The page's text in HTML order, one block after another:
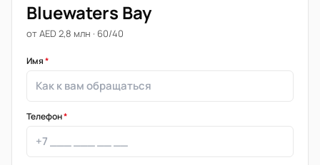
Bluewaters Bay
от AED 2,8 млн · 60/40
Имя*
Телефон*